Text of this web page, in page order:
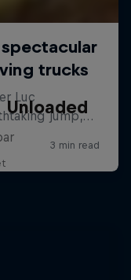
Unloaded